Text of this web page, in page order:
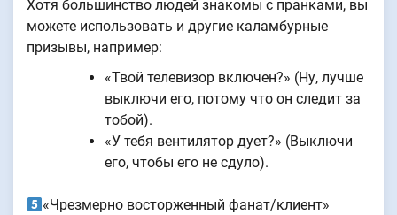
Хотя большинство людей знакомы с пранками, вы
можете использовать и другие каламбурные
призывы, например:
«Твой телевизор включен?» (Ну, лучше
выключи его, потому что он следит за
тобой).
«У тебя вентилятор дует?» (Выключи
его, чтобы его не сдуло).
«Чрезмерно восторженный фанат/клиент»